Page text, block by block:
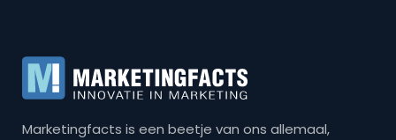
Marketingfacts is een beetje van ons allemaal,